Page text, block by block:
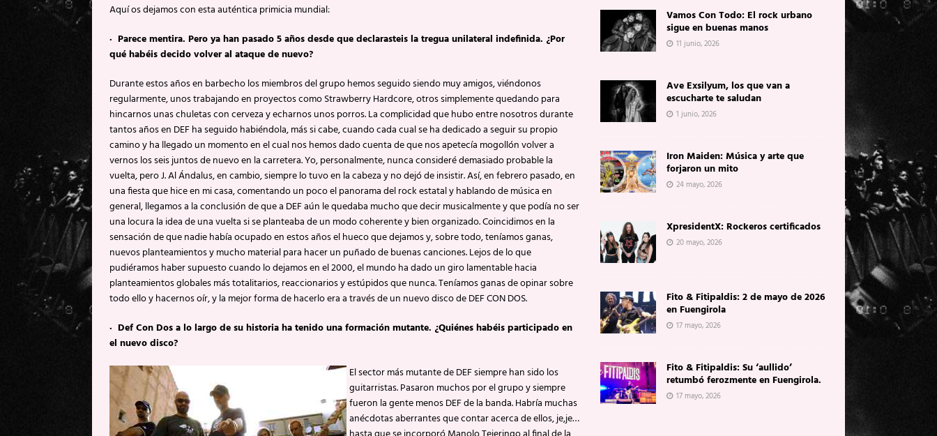
Aquí os dejamos con esta auténtica primicia mundial:
· Parece mentira. Pero ya han pasado 5 años desde que declarasteis la tregua unilateral indefinida. ¿Por
qué habéis decido volver al ataque de nuevo?
Durante estos años en barbecho los miembros del grupo hemos seguido siendo muy amigos, viéndonos
regularmente, unos trabajando en proyectos como Strawberry Hardcore, otros simplemente quedando para
hincarnos unas chuletas con cerveza y echarnos unos porros. La complicidad que hubo entre nosotros durante
tantos años en DEF ha seguido habiéndola, más si cabe, cuando cada cual se ha dedicado a seguir su propio
camino y ha llegado un momento en el cual nos hemos dado cuenta de que nos apetecía mogollón volver a
vernos los seis juntos de nuevo en la carretera. Yo, personalmente, nunca consideré demasiado probable la
vuelta, pero J. Al Ándalus, en cambio, siempre lo tuvo en la cabeza y no dejó de insistir. Así, en febrero pasado, en
una fiesta que hice en mi casa, comentando un poco el panorama del rock estatal y hablando de música en
general, llegamos a la conclusión de que a DEF aún le quedaba mucho que decir musicalmente y que podía no ser
una locura la idea de una vuelta si se planteaba de un modo coherente y bien organizado. Coincidimos en la
sensación de que nadie había ocupado en estos años el hueco que dejamos y, sobre todo, teníamos ganas,
nuevos planteamientos y mucho material para hacer un puñado de buenas canciones. Lejos de lo que
pudiéramos haber supuesto cuando lo dejamos en el 2000, el mundo ha dado un giro lamentable hacia
planteamientos globales más totalitarios, reaccionarios y estúpidos que nunca. Teníamos ganas de opinar sobre
todo ello y hacernos oír, y la mejor forma de hacerlo era a través de un nuevo disco de DEF CON DOS.
· Def Con Dos a lo largo de su historia ha tenido una formación mutante. ¿Quiénes habéis participado en
el nuevo disco?
El sector más mutante de DEF siempre han sido los
guitarristas. Pasaron muchos por el grupo y siempre
fueron la gente menos DEF de la banda. Habría muchas
anécdotas aberrantes que contar acerca de ellos, je,je…
Vamos Con Todo: El rock urbano
sigue en buenas manos
11 junio, 2026
Ave Exsilyum, los que van a
escucharte te saludan
1 junio, 2026
Iron Maiden: Música y arte que
forjaron un mito
24 mayo, 2026
XpresidentX: Rockeros certificados
20 mayo, 2026
Fito & Fitipaldis: 2 de mayo de 2026
en Fuengirola
17 mayo, 2026
Fito & Fitipaldis: Su ‘aullido’
retumbó ferozmente en Fuengirola.
17 mayo, 2026